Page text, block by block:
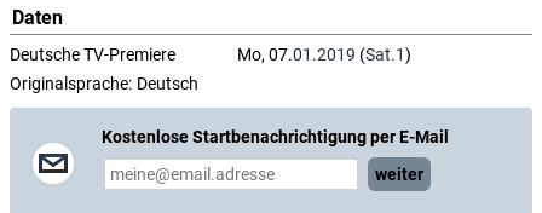
Daten
Deutsche TV-Premiere Mo, 07.01.2019 (Sat.1)
Originalsprache: Deutsch
Kostenlose Startbenachrichtigung per E-Mail
weiter